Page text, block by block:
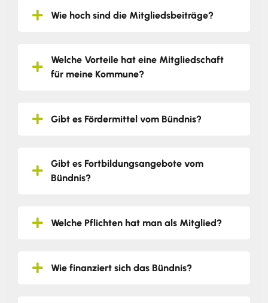
Wie hoch sind die Mitgliedsbeiträge?
Welche Vorteile hat eine Mitgliedschaft
für meine Kommune?
Gibt es Fördermittel vom Bündnis?
Gibt es Fortbildungsangebote vom
Bündnis?
Welche Pflichten hat man als Mitglied?
Wie finanziert sich das Bündnis?